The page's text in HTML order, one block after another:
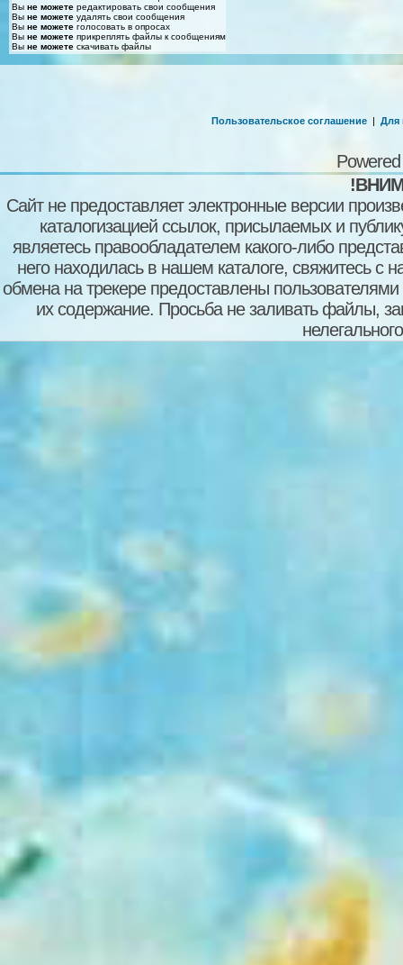
Вы не можете редактировать свои сообщения
Вы не можете удалять свои сообщения
Вы не можете голосовать в опросах
Вы не можете прикреплять файлы к сообщениям
Вы не можете скачивать файлы
Пользовательское соглашение | Для
Сайт не предоставляет электронные версии
каталогизацией ссылок, присылаемых и
являетесь правообладателем какого-либо
него находилась в нашем каталоге, свяжитесь
обмена на трекере предоставлены пользователями
их содержание. Просьба не заливать файлы,